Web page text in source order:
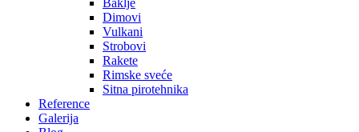
Baklje
Dimovi
Vulkani
Strobovi
Rakete
Rimske sveće
Sitna pirotehnika
Reference
Galerija